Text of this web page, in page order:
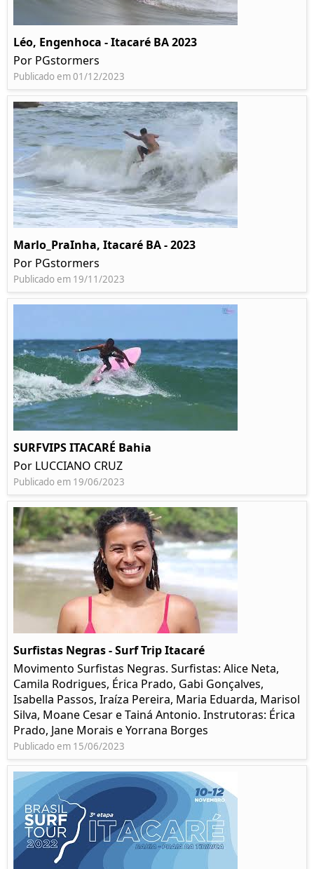
Léo, Engenhoca - Itacaré BA 2023
Por PGstormers
Publicado em 01/12/2023
Marlo_PraInha, Itacaré BA - 2023
Por PGstormers
Publicado em 19/11/2023
SURFVIPS ITACARÉ Bahia
Por LUCCIANO CRUZ
Publicado em 19/06/2023
Surfistas Negras - Surf Trip Itacaré
Movimento Surfistas Negras. Surfistas: Alice Neta,
Camila Rodrigues, Érica Prado, Gabi Gonçalves,
Isabella Passos, Iraíza Pereira, Maria Eduarda, Marisol
Silva, Moane Cesar e Tainá Antonio. Instrutoras: Érica
Prado, Jane Morais e Yorrana Borges
Publicado em 15/06/2023